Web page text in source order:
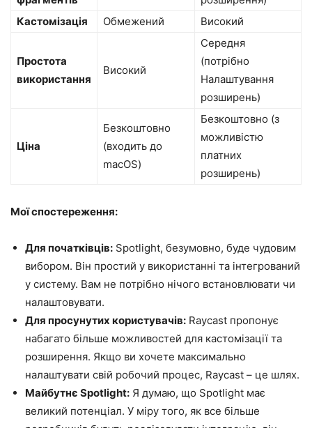
Кастомізація
Обмежений Високий
Простота
використання
Високий
Середня
(потрібно
Налаштування
розширень)
Ціна
Безкоштовно
(входить до
macOS)
Безкоштовно (з
можливістю
платних
розширень)
Мої спостереження:
Для початківців: Spotlight, безумовно, буде чудовим
вибором. Він простий у використанні та інтегрований
у систему. Вам не потрібно нічого встановлювати чи
налаштовувати.
Для просунутих користувачів: Raycast пропонує
набагато більше можливостей для кастомізації та
розширення. Якщо ви хочете максимально
налаштувати свій робочий процес, Raycast – це шлях.
Майбутнє Spotlight: Я думаю, що Spotlight має
великий потенціал. У міру того, як все більше